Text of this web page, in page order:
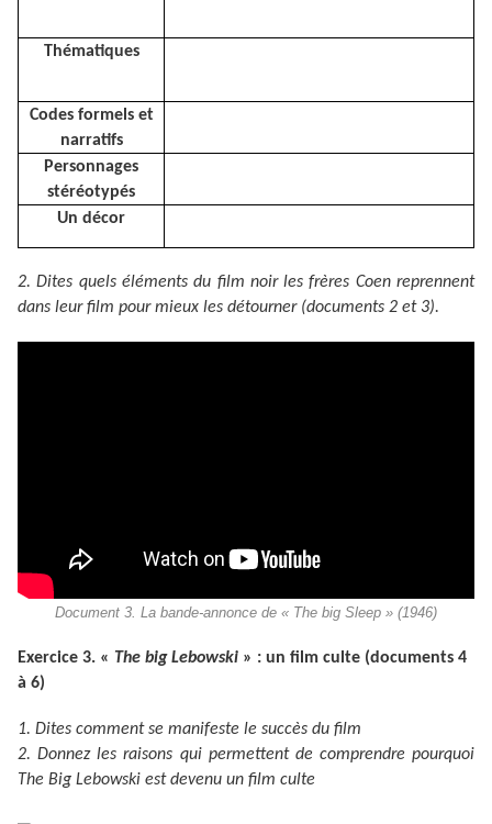
Thématiques
Codes formels et
narratifs
Personnages
stéréotypés
Un décor
2. Dites quels éléments du film noir les frères Coen reprennent
dans leur film pour mieux les détourner (documents 2 et 3).
Document 3. La bande-annonce de « The big Sleep » (1946)
Exercice 3. « The big Lebowski » : un film culte (documents 4
à 6)
1. Dites comment se manifeste le succès du film
2. Donnez les raisons qui permettent de comprendre pourquoi
The Big Lebowski est devenu un film culte